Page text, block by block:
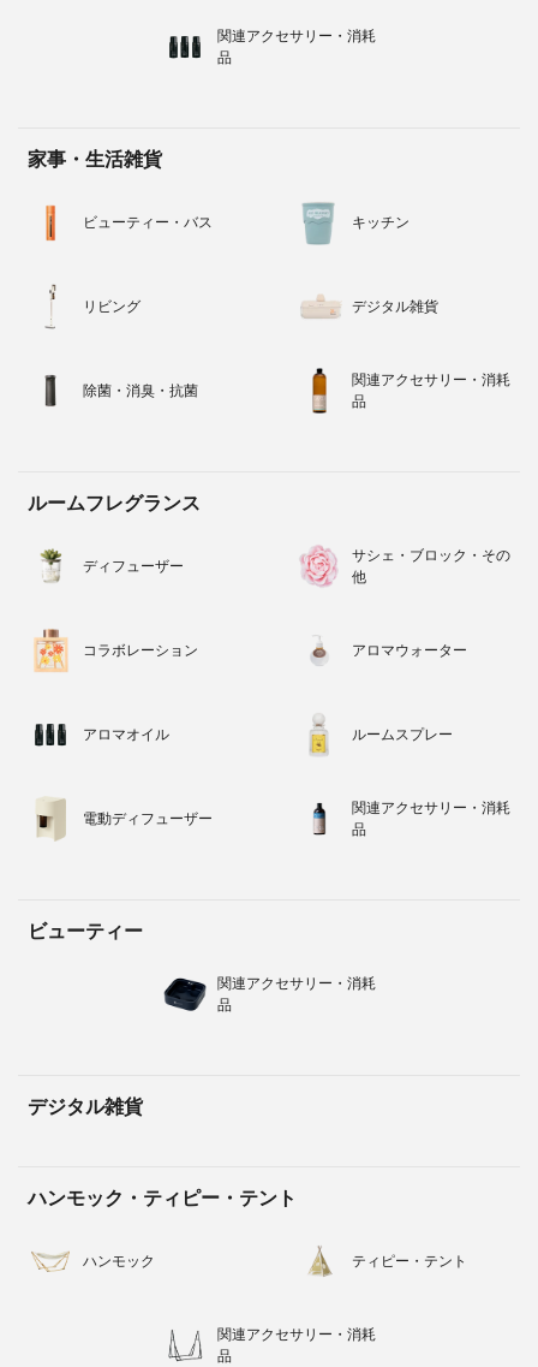
関連アクセサリー・消耗
品
家事・生活雑貨
ビューティー・バス キッチン
リビング デジタル雑貨
除菌・消臭・抗菌
関連アクセサリー・消耗
品
ルームフレグランス
ディフューザー
サシェ・ブロック・その
他
コラボレーション アロマウォーター
アロマオイル ルームスプレー
電動ディフューザー
関連アクセサリー・消耗
品
ビューティー
関連アクセサリー・消耗
品
デジタル雑貨
ハンモック・ティピー・テント
ハンモック ティピー・テント
関連アクセサリー・消耗
品